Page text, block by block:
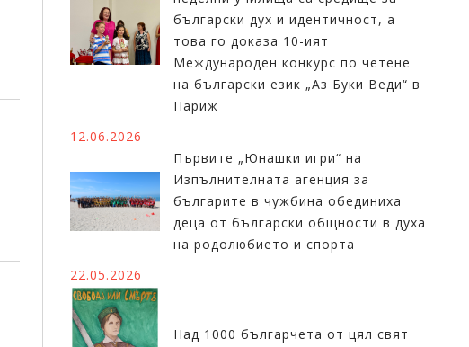
български дух и идентичност, а
това го доказа 10-ият
Международен конкурс по четене
на български език „Аз Буки Веди“ в
Париж
12.06.2026
Първите „Юнашки игри“ на
Изпълнителната агенция за
българите в чужбина обединиха
деца от български общности в духа
на родолюбието и спорта
22.05.2026
Над 1000 българчета от цял свят